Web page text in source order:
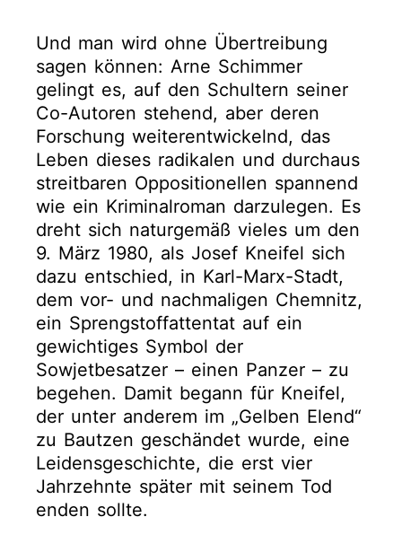
Und man wird ohne Übertreibung
sagen können: Arne Schimmer
gelingt es, auf den Schultern seiner
Co-Autoren stehend, aber deren
Forschung weiterentwickelnd, das
Leben dieses radikalen und durchaus
streitbaren Oppositionellen spannend
wie ein Kriminalroman darzulegen. Es
dreht sich naturgemäß vieles um den
9. März 1980, als Josef Kneifel sich
dazu entschied, in Karl-Marx-Stadt,
dem vor- und nachmaligen Chemnitz,
ein Sprengstoffattentat auf ein
gewichtiges Symbol der
Sowjetbesatzer – einen Panzer – zu
begehen. Damit begann für Kneifel,
der unter anderem im „Gelben Elend“
zu Bautzen geschändet wurde, eine
Leidensgeschichte, die erst vier
Jahrzehnte später mit seinem Tod
enden sollte.